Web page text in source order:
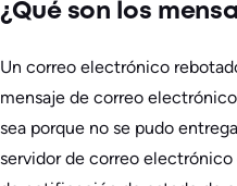
¿Qué son los
Un correo electrónico
mensaje de correo
sea porque no se pudo
servidor de correo